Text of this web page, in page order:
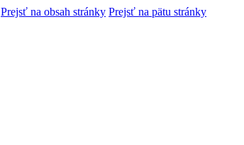
Prejsť na obsah stránky Prejsť na pätu stránky